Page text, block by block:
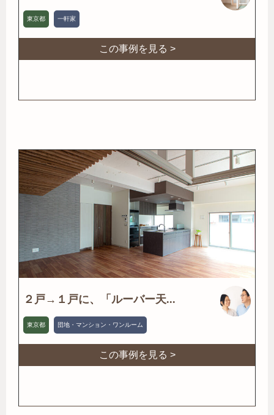
東京都 一軒家
この事例を見る >
２戸→１戸に、「ルーバー天...
東京都 団地・マンション・ワンルーム
この事例を見る >